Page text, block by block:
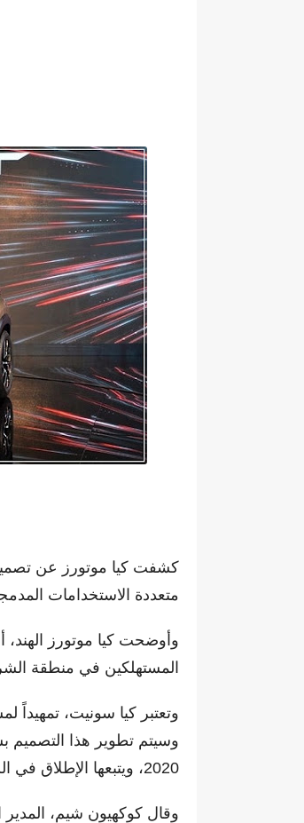
كشفت كيا موتورز عن تصميم
متعددة الاستخدامات المدمجة في معرض
وأوضحت كيا موتورز الهند،
المستهلكين في منطقة
وتعتبر كيا سونيت، تمهيداً
وسيتم تطوير هذا التصميم
2020، ويتبعها الإطلاق في الشرق الأوسط وأفريقيا في وقت لاحق من العام.
وقال كوكهيون شيم، المدير